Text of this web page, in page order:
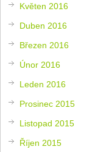
Květen 2016
Duben 2016
Březen 2016
Únor 2016
Leden 2016
Prosinec 2015
Listopad 2015
Říjen 2015